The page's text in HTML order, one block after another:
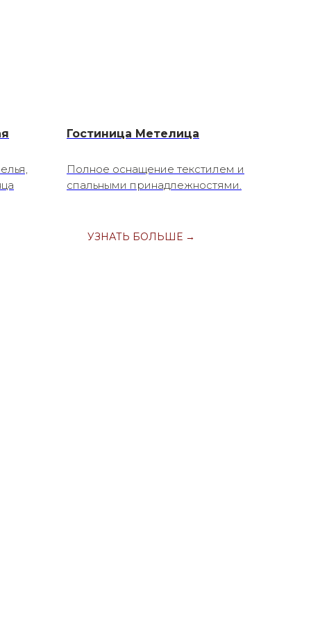
Гостиница Метелица
Полное оснащение текстилем и
спальными принадлежностями.
УЗНАТЬ БОЛЬШЕ →